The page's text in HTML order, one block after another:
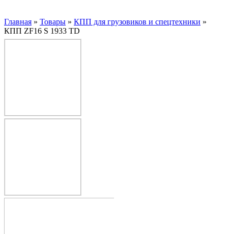
Главная » Товары » КПП для грузовиков и спецтехники »
КПП ZF16 S 1933 TD